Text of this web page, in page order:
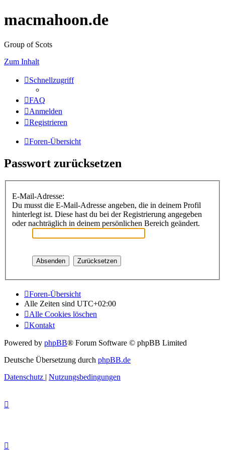
macmahoon.de
Group of Scots
Zum Inhalt
Schnellzugriff
FAQ
Anmelden
Registrieren
Foren-Übersicht
Passwort zurücksetzen
E-Mail-Adresse:
Du musst die E-Mail-Adresse angeben, die in deinem Profil
hinterlegt ist. Diese hast du bei der Registrierung angegeben
oder nachträglich in deinem persönlichen Bereich geändert.
Foren-Übersicht
Alle Zeiten sind UTC+02:00
Alle Cookies löschen
Kontakt
Powered by phpBB® Forum Software © phpBB Limited
Deutsche Übersetzung durch phpBB.de
Datenschutz | Nutzungsbedingungen